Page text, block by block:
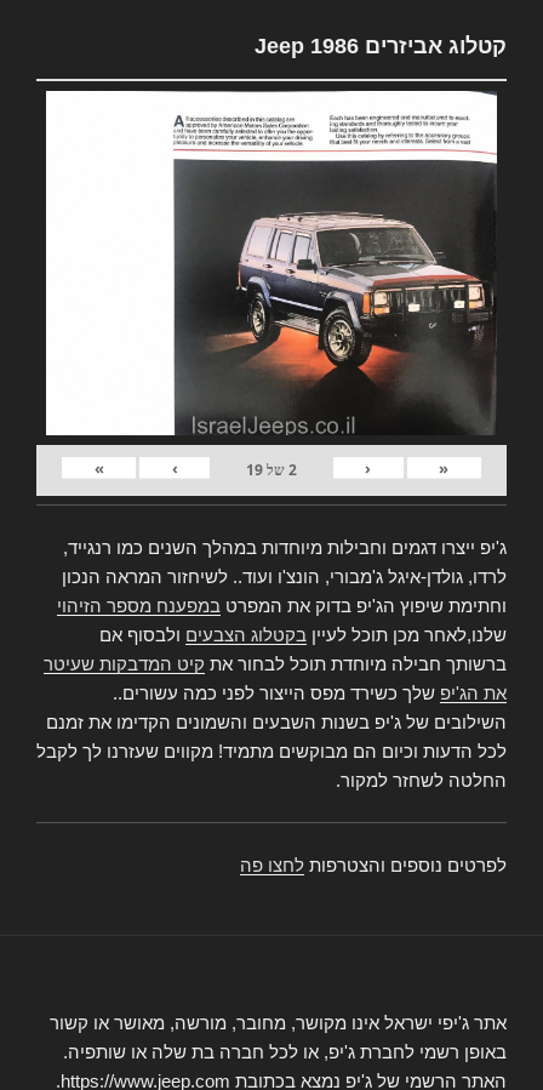
קטלוג אביזרים Jeep 1986
«
‹
2של19
›
»
ג'יפ ייצרו דגמים וחבילות מיוחדות במהלך השנים כמו רנגייד,
לרדו, גולדן-איגל ג'מבורי, הונצ'ו ועוד.. לשיחזור המראה הנכון
וחתימת שיפוץ הג'יפ בדוק את המפרט במפענח מספר הזיהוי
שלנו,לאחר מכן תוכל לעיין בקטלוג הצבעים ולבסוף אם
ברשותך חבילה מיוחדת תוכל לבחור את קיט המדבקות שעיטר
את הג'יפ שלך כשירד מפס הייצור לפני כמה עשורים..
השילובים של ג'יפ בשנות השבעים והשמונים הקדימו את זמנם
לכל הדעות וכיום הם מבוקשים מתמיד! מקווים שעזרנו לך לקבל
החלטה לשחזר למקור.
לפרטים נוספים והצטרפות לחצו פה
אתר ג'יפי ישראל אינו מקושר, מחובר, מורשה, מאושר או קשור
באופן רשמי לחברת ג'יפ, או לכל חברה בת שלה או שותפיה.
האתר הרשמי של ג'יפ נמצא בכתובת https://www.jeep.com.